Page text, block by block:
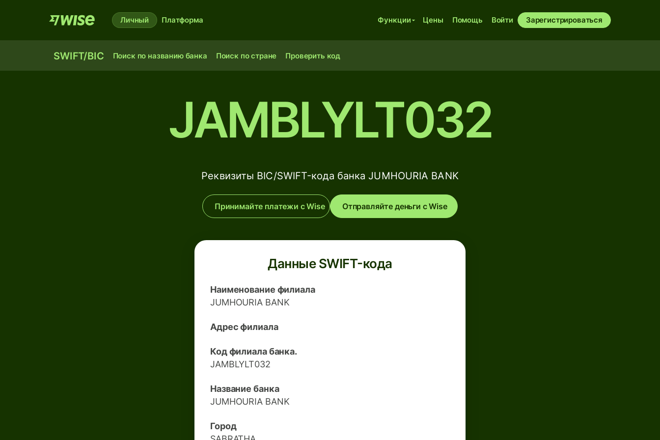
Личный Платформа Функции Цены Помощь Войти Зарегистрироваться
SWIFT/BIC Поиск по названию банка Поиск по стране Проверить код
JAMBLYLT032
Реквизиты BIC/SWIFT-кода банка JUMHOURIA BANK
Принимайте платежи с Wise Отправляйте деньги с Wise
Данные SWIFT-кода
Наименование филиала
JUMHOURIA BANK
Адрес филиала
Код филиала банка.
JAMBLYLT032
Название банка
JUMHOURIA BANK
Город